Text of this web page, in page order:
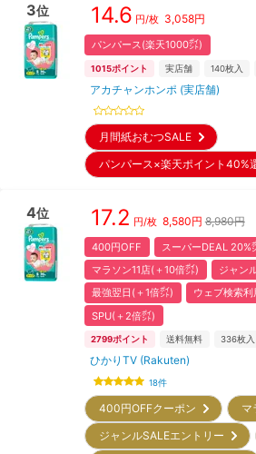
3位 14.6 円/枚 3,058円
パンパース(楽天1000㌽)
1015ポイント 実店舗 140枚入
アカチャンホンポ (実店舗)
月間紙おむつSALE
パンパース×楽天ポイント
4位 17.2 円/枚 8,580円 8,980円
400円OFF
スーパーDEAL 20%
マラソン11店(＋10倍㌽)
ジャン
最強翌日(＋1倍㌽)
ウェブ検索利
SPU(＋2倍㌽)
2799ポイント 送料無料 336枚入
ひかりTV (Rakuten)
18件
400円OFFクーポン
ジャンルSALEエントリー